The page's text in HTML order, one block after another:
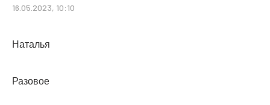
16.05.2023, 10:10
Наталья
Разовое